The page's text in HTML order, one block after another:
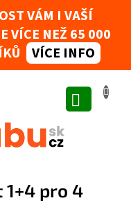
VÁM I VAŠÍ
VÍCE NEŽ 65 000
VÍCE INFO
pro 4